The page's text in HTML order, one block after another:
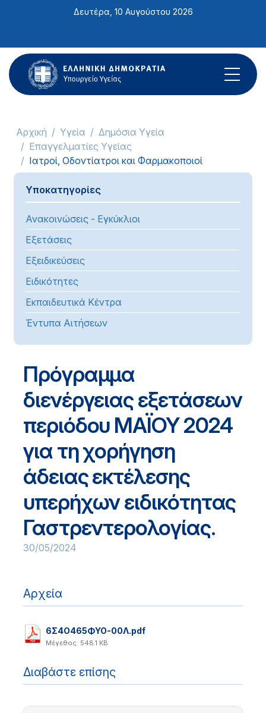
ιστότοπος
περιλαμβάνει
ένα
σύστημα
Δευτέρα, 10 Αυγούστου 2026
Αρχική Υγεία
Δημόσια Υγεία
Επαγγελματίες Υγείας
Ιατροί, Οδοντίατροι και Φαρμακοποιοί
Υποκατηγορίες
Ανακοινώσεις - Εγκύκλιοι
Εξετάσεις
Εξειδικεύσεις
Ειδικότητες
Εκπαιδευτικά Κέντρα
Έντυπα Αιτήσεων
Πρόγραμμα
διενέργειας εξετάσεων
περιόδου ΜΑΪΟΥ 2024
για τη χορήγηση
άδειας εκτέλεσης
υπερήχων ειδικότητας
Γαστρεντερολογίας.
30/05/2024
Αρχεία
6Σ4Ο465ΦΥΟ-00Λ.pdf
Μέγεθος: 548.1 KB
Διαβάστε επίσης